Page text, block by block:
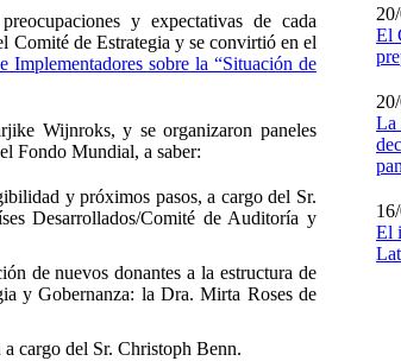
y expectativas de cada
Comité de Estrategia y se convirtió en el
Implementadores sobre la “Situación de
Wijnroks, y se organizaron paneles
Fondo Mundial, a saber:
y próximos pasos, a cargo del Sr.
Desarrollados/Comité de Auditoría y
de nuevos donantes a la estructura de
y Gobernanza: la Dra. Mirta Roses de
cargo del Sr. Christoph Benn.
El
La
El